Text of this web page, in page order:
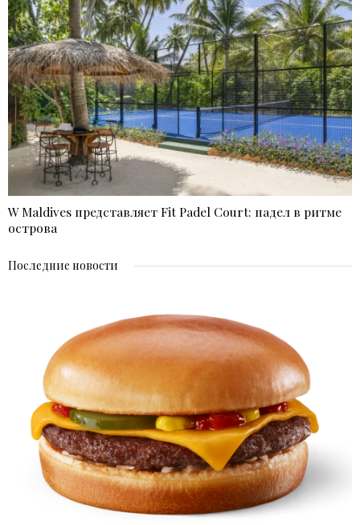
W Maldives представляет Fit Padel Court: падел в ритме
острова
Последние новости